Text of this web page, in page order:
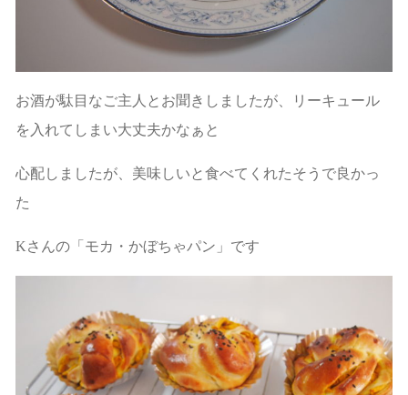
お酒が駄目なご主人とお聞きしましたが、リーキュール
を入れてしまい大丈夫かなぁと
心配しましたが、美味しいと食べてくれたそうで良かっ
た
Kさんの「モカ・かぼちゃパン」です